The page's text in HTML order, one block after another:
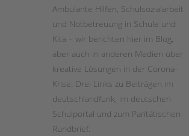
Ambulante Hilfen, Schulsozialarbeit
und Notbetreuung in Schule und
Kita – wir berichten hier im Blog,
aber auch in anderen Medien über
kreative Lösungen in der Corona-
Krise. Drei Links zu Beiträgen im
deutschlandfunk, im deutschen
Schulportal und zum Paritätischen
Rundbrief.